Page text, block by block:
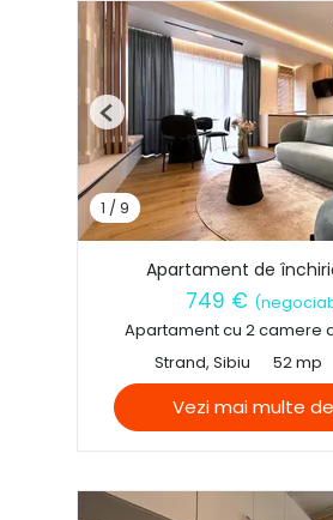
1 / 9
Previous
Apartament de
749 €
Apartament cu 2 camere
Strand, Sibiu
52 mp
Vezi mai multe